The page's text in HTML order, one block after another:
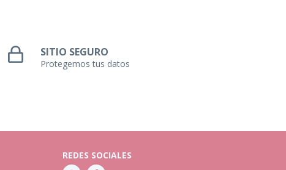
SITIO SEGURO
Protegemos tus datos
REDES SOCIALES